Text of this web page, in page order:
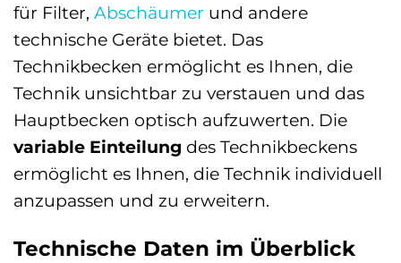
für Filter, Abschäumer und andere
technische Geräte bietet. Das
Technikbecken ermöglicht es Ihnen, die
Technik unsichtbar zu verstauen und das
Hauptbecken optisch aufzuwerten. Die
variable Einteilung des Technikbeckens
ermöglicht es Ihnen, die Technik individuell
anzupassen und zu erweitern.
Technische Daten im Überblick